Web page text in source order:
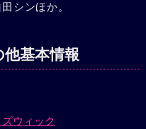
シンほか。
基本情報
ウィック